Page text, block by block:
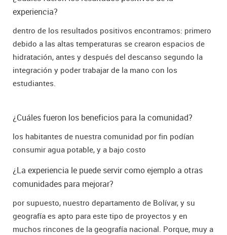
experiencia?
dentro de los resultados positivos encontramos: primero
debido a las altas temperaturas se crearon espacios de
hidratación, antes y después del descanso segundo la
integración y poder trabajar de la mano con los
estudiantes.
¿Cuáles fueron los beneficios para la comunidad?
los habitantes de nuestra comunidad por fin podían
consumir agua potable, y a bajo costo
¿La experiencia le puede servir como ejemplo a otras
comunidades para mejorar?
por supuesto, nuestro departamento de Bolívar, y su
geografía es apto para este tipo de proyectos y en
muchos rincones de la geografía nacional. Porque, muy a